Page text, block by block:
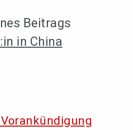
Beitrags
in China